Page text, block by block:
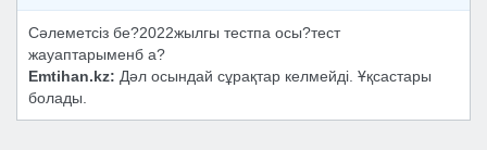
Сәлеметсіз бе?2022жылгы тестпа осы?тест
жауаптарыменб а?
Emtihan.kz: Дәл осындай сұрақтар келмейді. Ұқсастары
болады.